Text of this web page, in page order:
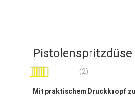
Pistolenspritzdüse
Bewertung: (2)
Mit praktischem Druckknopf